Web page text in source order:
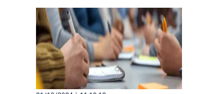
à la fois de résoudre des défis et d’améliorer les
compétences des participants en
cybersécurité.